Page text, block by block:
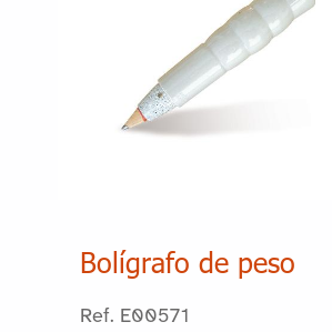
Bolígrafo de peso
Ref. E00571